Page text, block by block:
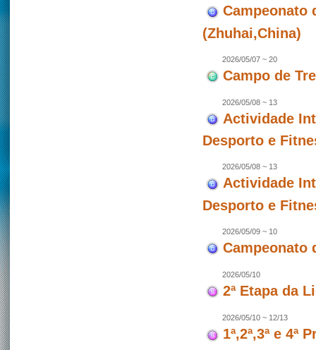
Campeonato
(Zhuhai,China)
2026/05/07 ~ 20
Campo de
2026/05/08 ~ 13
Actividade
Desporto e
2026/05/08 ~ 13
Actividade
Desporto e
2026/05/09 ~ 10
Campeonato
2026/05/10
2ª Etapa da
2026/05/10 ~ 12/13
1ª,2ª,3ª e 4ª